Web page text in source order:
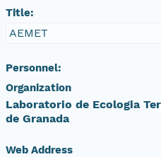
Title:
AEMET
Personnel:
Organization
Laboratorio de Ecologia
de Granada
Web Address